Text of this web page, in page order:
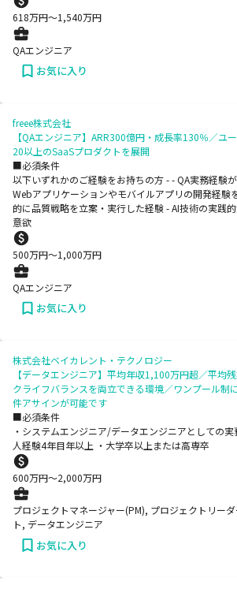
618万円〜1,540万円
QAエンジニア
お気に入り
freee株式会社
【QAエンジニア】ARR300億円・成長率130％／ユ
20以上のSaaSプロダクトを展開
■必須条件
以下いずれかのご経験をお持ちの方 - - QA実務経験
Webアプリケーションやモバイルアプリの開発経験
的に品質戦略を立案・実行した経験 - AI技術の実践
意欲
500万円〜1,000万円
QAエンジニア
お気に入り
株式会社ベイカレント・テクノロジー
【データエンジニア】平均年収1,100万円超／平均
クライフバランスを両立できる環境／ワンプール制
件アサインが可能です
■必須条件
・システムエンジニア/データエンジニアとしての
人経験4年目年以上 ・大学卒以上または高専卒
600万円〜2,000万円
プロジェクトマネージャー(PM), プロジェクトリー
ト, データエンジニア
お気に入り